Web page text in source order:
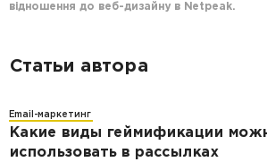
відношення до веб-дизайну в Netpeak.
Статьи автора
Email-маркетинг
Какие виды геймификации
использовать в рассылках